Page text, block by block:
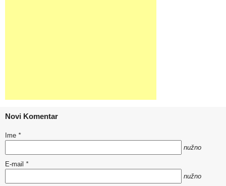
Novi Komentar
Ime *
nužno
E-mail *
nužno